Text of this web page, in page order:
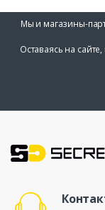
Мы и магазины-
Оставаясь на